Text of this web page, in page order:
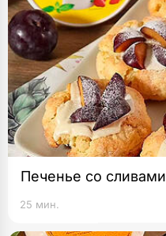
Печенье со сливами
25 мин.